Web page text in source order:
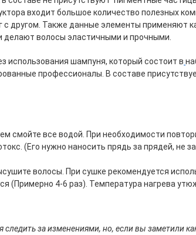
входит большое количество полезных
другом. Также данные элементы применяют
делают волосы эластичными и прочными.
использования шампуня, который состоит в
профессионалы. В составе
все водой. При необходимости
(Его нужно наносить прядь за прядей, не
волосы. При сушке рекомендуется
(Примерно 4-6 раз). Температура нагрева
за изменениями, но, если вы заметили